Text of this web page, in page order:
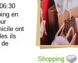
en
ont
ils
de
Shopping